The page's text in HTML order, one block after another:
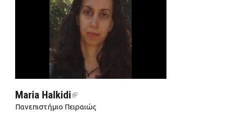
Maria Halkidi(link is external)
Πανεπιστήμιο Πειραιώς